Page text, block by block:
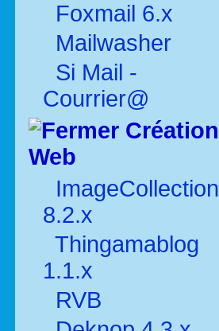
Foxmail 6.x
Mailwasher
Si Mail -
Courrier@
Création
Web
ImageCollection
8.2.x
Thingamablog
1.1.x
RVB